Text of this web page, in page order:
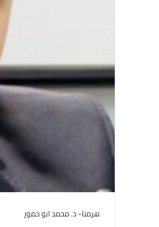
هرمنا- د. محمد ابو حمور